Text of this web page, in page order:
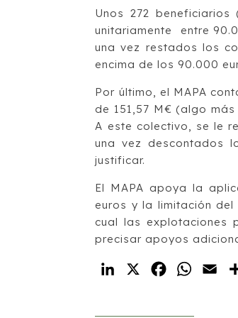
Unos 272
unitariamente entre
una vez restados los
encima de los 90.000
Por último, el MAPA
de 151,57 M€ (algo
A este colectivo, se le
una vez descontados
justificar.
El MAPA apoya la
euros y la limitación
cual las explotaciones
precisar apoyos
LinkedIn
X Facebook